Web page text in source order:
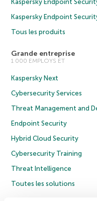
Kaspersky Endpoint
Kaspersky Endpoint
Tous les produits
Grande entreprise
1 000 EMPLOYS ET
Kaspersky Next
Cybersecurity Services
Threat Management and
Endpoint Security
Hybrid Cloud Security
Cybersecurity Training
Threat Intelligence
Toutes les solutions